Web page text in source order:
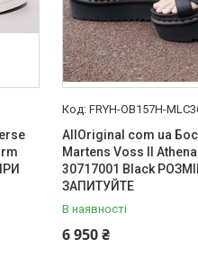
FRYH-OB157H-
AllOriginal com ua
Martens Voss II
30717001 Black
ЗАПИТУЙТЕ
В наявності
6 950 ₴